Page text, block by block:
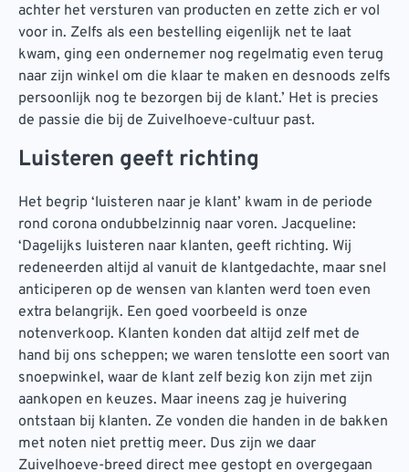
achter het versturen van producten en zette zich er vol
voor in. Zelfs als een bestelling eigenlijk net te laat
kwam, ging een ondernemer nog regelmatig even terug
naar zijn winkel om die klaar te maken en desnoods zelfs
persoonlijk nog te bezorgen bij de klant.’ Het is precies
de passie die bij de Zuivelhoeve-cultuur past.
Luisteren geeft richting
Het begrip ‘luisteren naar je klant’ kwam in de periode
rond corona ondubbelzinnig naar voren. Jacqueline:
‘Dagelijks luisteren naar klanten, geeft richting. Wij
redeneerden altijd al vanuit de klantgedachte, maar snel
anticiperen op de wensen van klanten werd toen even
extra belangrijk. Een goed voorbeeld is onze
notenverkoop. Klanten konden dat altijd zelf met de
hand bij ons scheppen; we waren tenslotte een soort van
snoepwinkel, waar de klant zelf bezig kon zijn met zijn
aankopen en keuzes. Maar ineens zag je huivering
ontstaan bij klanten. Ze vonden die handen in de bakken
met noten niet prettig meer. Dus zijn we daar
Zuivelhoeve-breed direct mee gestopt en overgegaan